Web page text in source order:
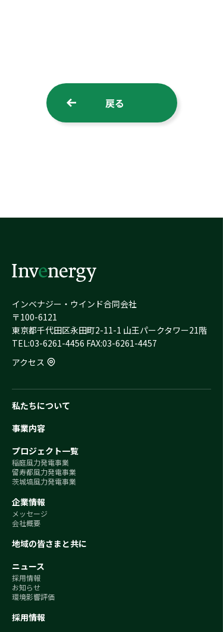
戻る
インベナジー・ウインド合同会社
〒100-6121
東京都千代田区永田町2-11-1 山王パークタワー21階
TEL:03-6261-4456 FAX:03-6261-4457
アクセス
私たちについて
事業内容
プロジェクト一覧
稲庭風力発電事業
留寿都風力発電事業
茨城塙風力発電事業
企業情報
メッセージ
会社概要
地域の皆さまと共に
ニュース
採用情報
お知らせ
環境影響評価
採用情報